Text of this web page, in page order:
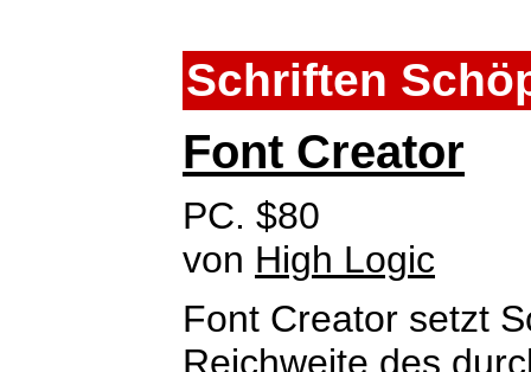
Schriften
Font Creator
PC. $80
von High Logic
Font Creator setzt
Reichweite des